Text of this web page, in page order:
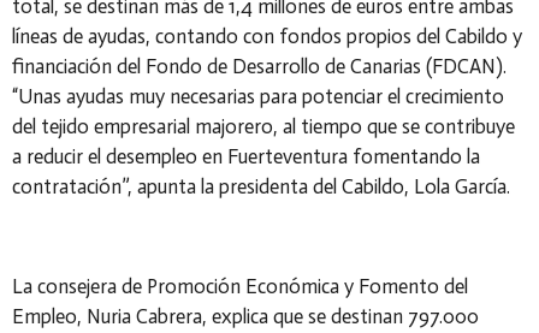
total, se destinan más de 1,4 millones de euros entre ambas
líneas de ayudas, contando con fondos propios del Cabildo y
financiación del Fondo de Desarrollo de Canarias (FDCAN).
“Unas ayudas muy necesarias para potenciar el crecimiento
del tejido empresarial majorero, al tiempo que se contribuye
a reducir el desempleo en Fuerteventura fomentando la
contratación”, apunta la presidenta del Cabildo, Lola García.
La consejera de Promoción Económica y Fomento del
Empleo, Nuria Cabrera, explica que se destinan 797.000